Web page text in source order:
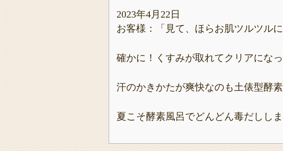
2023年4月22日
お客様：「見て、ほらお肌ツルツル
確かに！くすみが取れてクリアにな
汗のかきかたが爽快なのも土俵型酵
夏こそ酵素風呂でどんどん毒だししま